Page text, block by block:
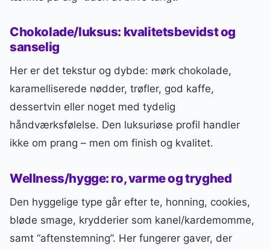
Chokolade/luksus: kvalitetsbevidst og
sanselig
Her er det tekstur og dybde: mørk chokolade,
karamelliserede nødder, trøfler, god kaffe,
dessertvin eller noget med tydelig
håndværksfølelse. Den luksuriøse profil handler
ikke om prang – men om finish og kvalitet.
Wellness/hygge: ro, varme og tryghed
Den hyggelige type går efter te, honning, cookies,
bløde smage, krydderier som kanel/kardemomme,
samt “aftenstemning”. Her fungerer gaver, der